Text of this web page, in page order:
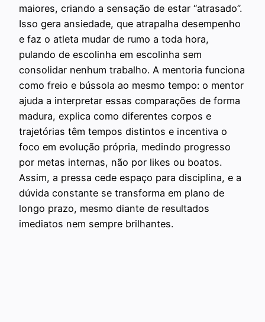
maiores, criando a sensação de estar “atrasado”.
Isso gera ansiedade, que atrapalha desempenho
e faz o atleta mudar de rumo a toda hora,
pulando de escolinha em escolinha sem
consolidar nenhum trabalho. A mentoria funciona
como freio e bússola ao mesmo tempo: o mentor
ajuda a interpretar essas comparações de forma
madura, explica como diferentes corpos e
trajetórias têm tempos distintos e incentiva o
foco em evolução própria, medindo progresso
por metas internas, não por likes ou boatos.
Assim, a pressa cede espaço para disciplina, e a
dúvida constante se transforma em plano de
longo prazo, mesmo diante de resultados
imediatos nem sempre brilhantes.